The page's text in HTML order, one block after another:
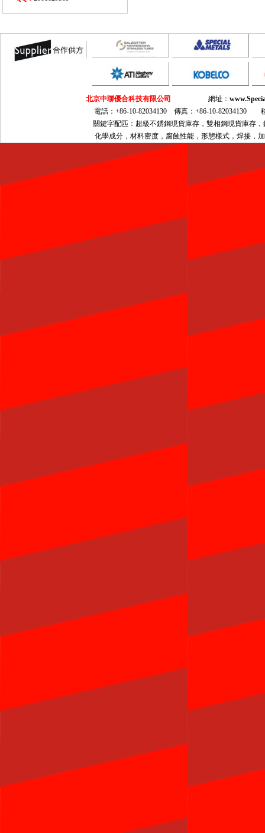
北京中聯優合科技有限公司 網址：
電話：+86-10-82034130 傳真：+86-10-82034130
關鍵字配匹：超級不銹鋼現貨庫存，雙相鋼現貨庫存，鎳基合金
化學成分，材料密度，腐蝕性能，形態樣式，焊接，加工，熱